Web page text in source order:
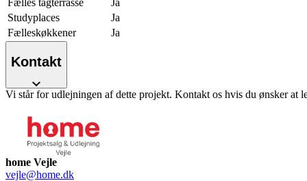
Studyplaces
Ja
Fælleskøkkener
Ja
Kontakt
Vi står for udlejningen af dette projekt. Kontakt os hvis du ønsker at
home Vejle
vejle@home.dk